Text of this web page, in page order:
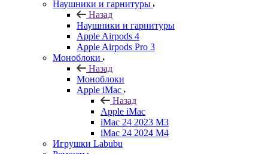
Наушники и гарнитуры
Назад
Наушники и гарнитуры
Apple Airpods 4
Apple Airpods Pro 3
Моноблоки
Назад
Моноблоки
Apple iMac
Назад
Apple iMac
iMac 24 2023 M3
iMac 24 2024 M4
Игрушки Labubu